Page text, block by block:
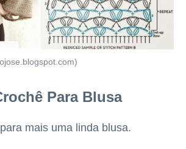
Para Blusa
mais uma linda blusa.